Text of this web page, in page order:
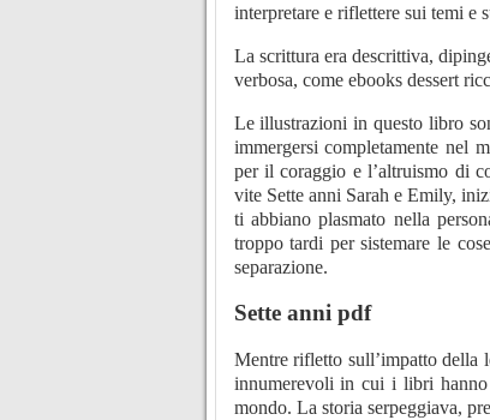
interpretare e riflettere sui temi e
La scrittura era descrittiva,
verbosa, come ebooks dessert
Le illustrazioni in questo libro
immergersi completamente nel
per il coraggio e l’altruismo di
vite Sette anni Sarah e Emily,
ti abbiano plasmato nella
troppo tardi per sistemare le
separazione.
Sette anni pdf
Mentre rifletto sull’impatto della
innumerevoli in cui i libri hanno
mondo. La storia serpeggiava,